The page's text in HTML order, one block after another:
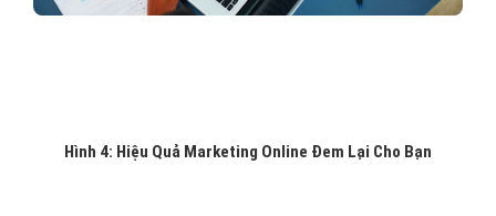
Hình 4: Hiệu Quả Marketing Online Đem Lại Cho Bạn